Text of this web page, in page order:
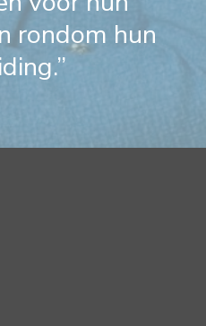
rondom hun